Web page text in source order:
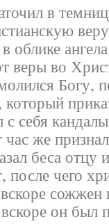
в
облике
веры во
Богу,
себя
час же
беса отцу
после чего
сожжен
он был